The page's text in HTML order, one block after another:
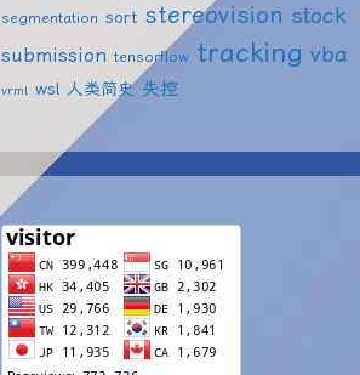
segmentation sort stereovision stock
submission tensorflow tracking vba
vrml wsl 人类简史 失控